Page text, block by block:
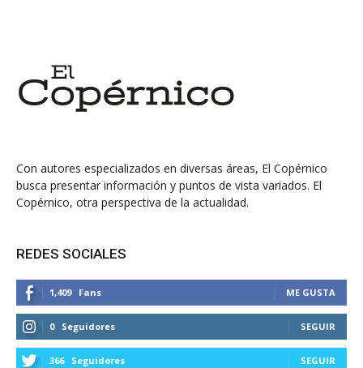
Con autores especializados en diversas áreas, El Copérnico
busca presentar información y puntos de vista variados. El
Copérnico, otra perspectiva de la actualidad.
REDES SOCIALES
1,409 Fans ME GUSTA
0 Seguidores SEGUIR
366 Seguidores SEGUIR